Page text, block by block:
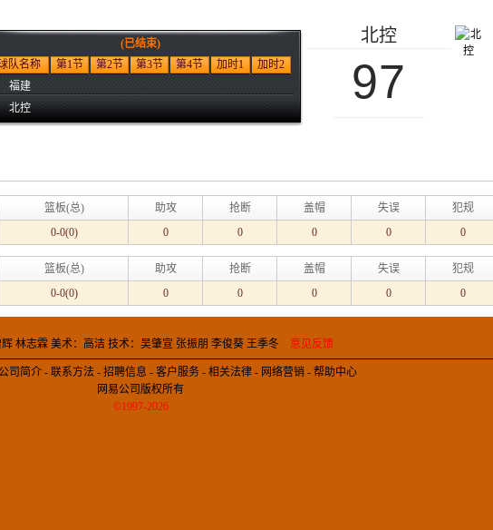
(已结束)
队名称
第1节 第2节 第3节 第4节 加时1
加时2
福建
北控
北控
97
篮板(总) 助攻 抢断 盖帽 失误 犯规
0-0(0) 0 0 0 0 0
篮板(总) 助攻 抢断 盖帽 失误 犯规
0-0(0) 0 0 0 0 0
林志霖 美术：高洁 技术：吴肇宣 张振朋 李俊葵 王季冬 意见反馈
司简介 - 联系方法 - 招聘信息 - 客户服务 - 相关法律 - 网络营销 - 帮助中心
网易公司版权所有
©1997-2026